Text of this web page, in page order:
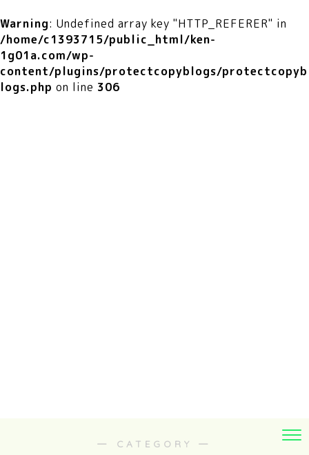
Warning: Undefined array key "HTTP_REFERER" in
/home/c1393715/public_html/ken-
1g01a.com/wp-
content/plugins/protectcopyblogs/protectcopyb
logs.php on line 306
― CATEGORY ―